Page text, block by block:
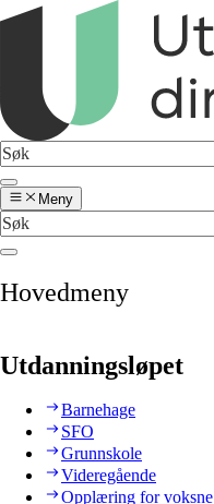
Meny
Hovedmeny
Utdanningsløpet
Barnehage
SFO
Grunnskole
Videregående
Opplæring for voksne